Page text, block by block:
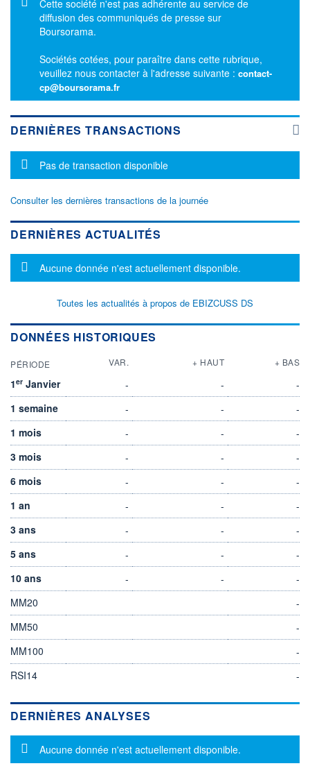
Cette société n'est pas adhérente au service de
diffusion des communiqués de presse sur
Boursorama.
Sociétés cotées, pour paraître dans cette rubrique,
veuillez nous contacter à l'adresse suivante : contact-
cp@boursorama.fr
DERNIÈRES TRANSACTIONS
Message d'information
Pas de transaction disponible
Consulter les dernières transactions de la journée
DERNIÈRES ACTUALITÉS
Message d'information
Aucune donnée n'est actuellement disponible.
Toutes les actualités à propos de EBIZCUSS DS
DONNÉES HISTORIQUES
PÉRIODE VAR. + HAUT + BAS
1er Janvier - -
-
1 semaine
- -
-
1 mois
- -
-
3 mois
- -
-
6 mois
- -
-
1 an
- -
-
3 ans
- -
-
5 ans
- -
-
10 ans
- -
-
MM20
-
MM50
-
MM100
-
RSI14
-
DERNIÈRES ANALYSES
Message d'information
Aucune donnée n'est actuellement disponible.